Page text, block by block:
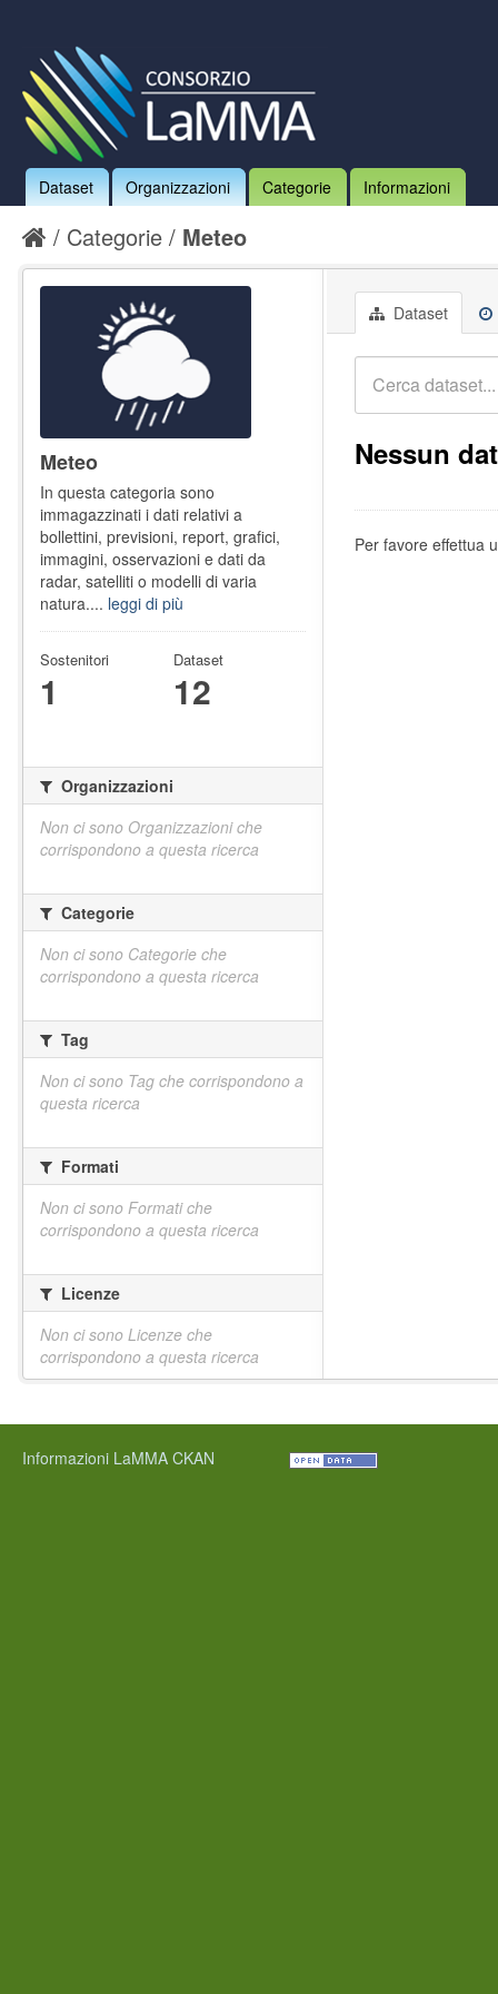
Dataset Organizzazioni Categorie Informazioni
Categorie Meteo
Dataset
Nessun
Per favore effettua
Meteo
In questa categoria sono
immagazzinati i dati relativi a
bollettini, previsioni, report, grafici,
immagini, osservazioni e dati da
radar, satelliti o modelli di varia
natura.... leggi di più
Sostenitori
1
Dataset
12
Organizzazioni
Non ci sono Organizzazioni che
corrispondono a questa ricerca
Categorie
Non ci sono Categorie che
corrispondono a questa ricerca
Tag
Non ci sono Tag che corrispondono a
questa ricerca
Formati
Non ci sono Formati che
corrispondono a questa ricerca
Licenze
Non ci sono Licenze che
corrispondono a questa ricerca
Informazioni LaMMA CKAN